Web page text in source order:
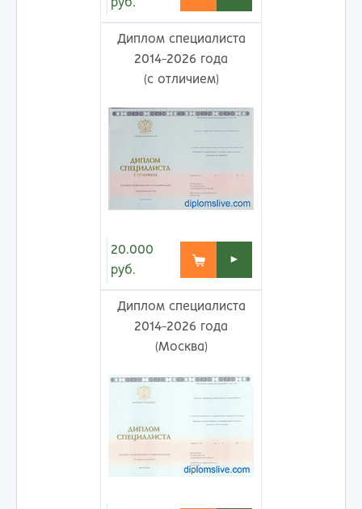
руб.
Диплом специалиста
2014-2026 года
(с отличием)
20.000
руб.
►
Диплом специалиста
2014-2026 года
(Москва)